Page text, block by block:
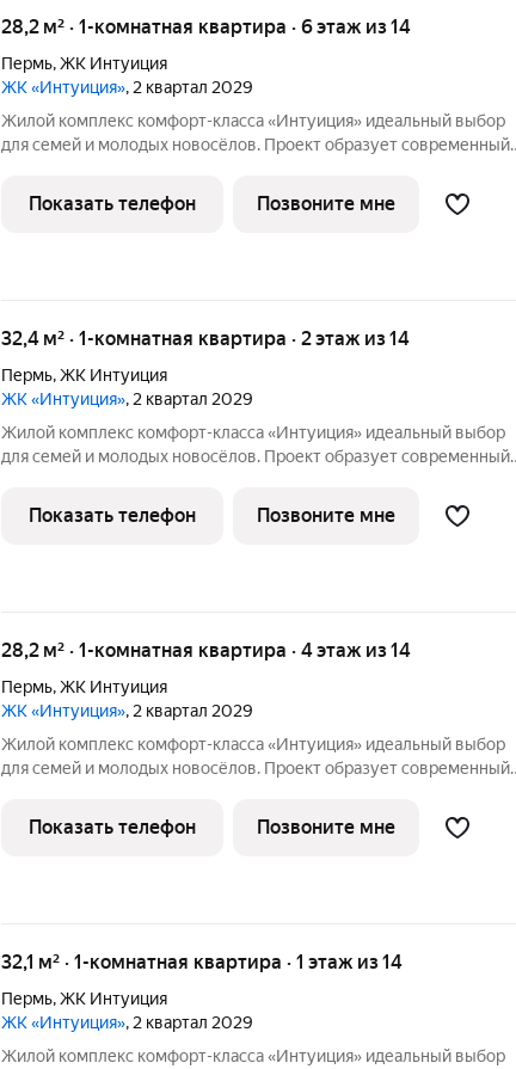
28,2 м² · 1-комнатная квартира · 6 этаж из 14
Пермь,ЖК Интуиция
ЖК «Интуиция», 2 квартал 2029
Жилой комплекс комфорт-класса «Интуиция» идеальный выбор
для семей и молодых новосёлов. Проект образует современный
Беляева - Одоевского. Новый жилой комплекс гармонично вписан
в сложившуюся
Показать телефон Позвоните мне
32,4 м² · 1-комнатная квартира · 2 этаж из 14
Пермь,ЖК Интуиция
ЖК «Интуиция», 2 квартал 2029
Жилой комплекс комфорт-класса «Интуиция» идеальный выбор
для семей и молодых новосёлов. Проект образует современный
Беляева - Одоевского. Новый жилой комплекс гармонично вписан
в сложившуюся
Показать телефон Позвоните мне
28,2 м² · 1-комнатная квартира · 4 этаж из 14
Пермь,ЖК Интуиция
ЖК «Интуиция», 2 квартал 2029
Жилой комплекс комфорт-класса «Интуиция» идеальный выбор
для семей и молодых новосёлов. Проект образует современный
Беляева - Одоевского. Новый жилой комплекс гармонично вписан
в сложившуюся
Показать телефон Позвоните мне
32,1 м² · 1-комнатная квартира · 1 этаж из 14
Пермь,ЖК Интуиция
ЖК «Интуиция», 2 квартал 2029
Жилой комплекс комфорт-класса «Интуиция» идеальный выбор